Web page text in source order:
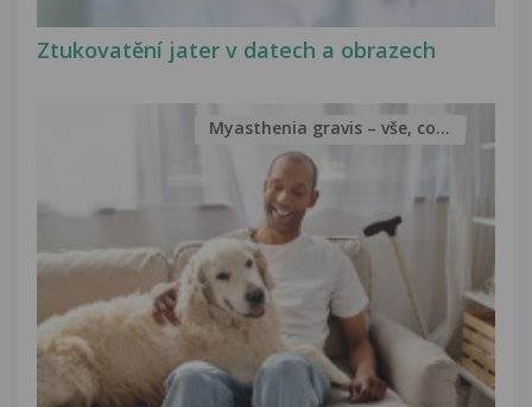
Ztukovatění jater v datech a obrazech
Myasthenia gravis – vše, co...